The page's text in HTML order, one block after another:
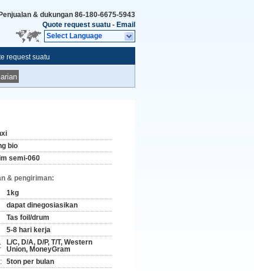
Penjualan & dukungan 86-180-6675-5943
Quote request suatu - Email
Select Language
request suatu
bio
semi-060
& pengiriman:
1kg
dapat dinegosiasikan
Tas foil/drum
5-8 hari kerja
L/C, D/A, D/P, T/T, Western
Union, MoneyGram
5ton per bulan